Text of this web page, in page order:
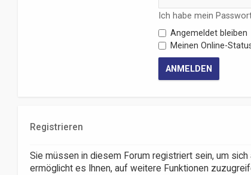
Ich habe mein
Angemeldet bleiben
Meinen Online-
Registrieren
Sie müssen in diesem Forum registriert sein, um
ermöglicht es Ihnen, auf weitere Funktionen